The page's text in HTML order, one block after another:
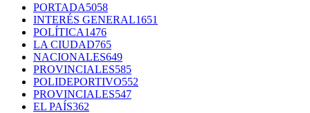
PORTADA5058
INTERÉS GENERAL1651
POLÍTICA1476
LA CIUDAD765
NACIONALES649
PROVINCIALES585
POLIDEPORTIVO552
PROVINCIALES547
EL PAÍS362